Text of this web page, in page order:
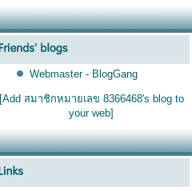
Webmaster - BlogGang
[Add สมาชิกหมายเลข 8366468's blog to
your web]